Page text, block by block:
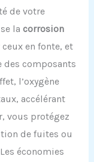
de votre
la corrosion
en fonte, et
des composants
l’oxygène
accélérant
vous protégez
de fuites ou
économies